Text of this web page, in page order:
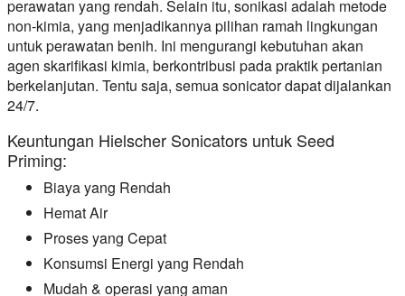
perawatan yang rendah. Selain itu, sonikasi adalah metode
non-kimia, yang menjadikannya pilihan ramah lingkungan
untuk perawatan benih. Ini mengurangi kebutuhan akan
agen skarifikasi kimia, berkontribusi pada praktik pertanian
berkelanjutan. Tentu saja, semua sonicator dapat dijalankan
24/7.
Keuntungan Hielscher Sonicators untuk Seed
Priming:
Biaya yang Rendah
Hemat Air
Proses yang Cepat
Konsumsi Energi yang Rendah
Mudah & operasi yang aman